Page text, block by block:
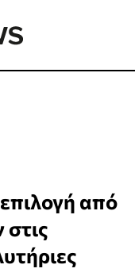
από